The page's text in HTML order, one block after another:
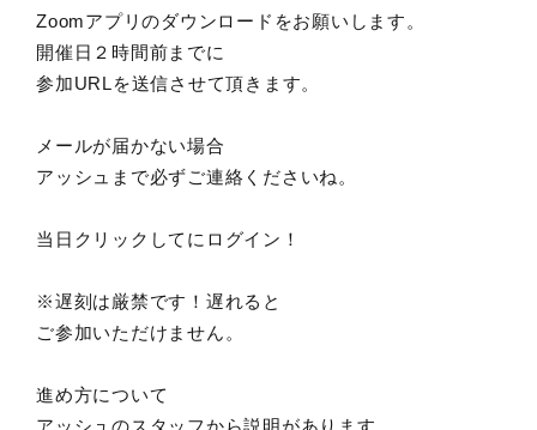
Zoomアプリのダウンロードをお願いします。
開催日２時間前までに
参加URLを送信させて頂きます。
メールが届かない場合
アッシュまで必ずご連絡くださいね。
当日クリックしてにログイン！
※遅刻は厳禁です！遅れると
ご参加いただけません。
進め方について
アッシュのスタッフから説明があります。